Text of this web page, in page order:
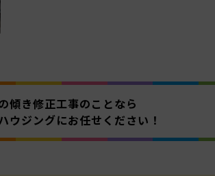
傾き修正工事のことなら
ウジングにお任せください！